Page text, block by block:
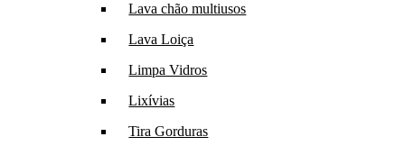
Lava chão multiusos
Lava Loiça
Limpa Vidros
Lixívias
Tira Gorduras